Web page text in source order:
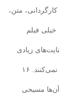
متن،
فیلم
زیادی
انجام دادند، اما بخشی که مربوط به یهودی‌ها است، رها نمی‌کنند. ۱۶
مسیحی